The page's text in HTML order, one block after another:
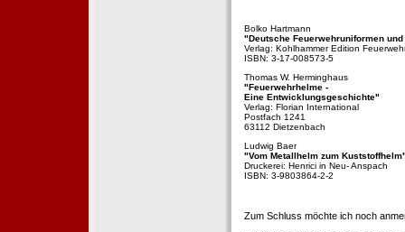
Bolko Hartmann
"Deutsche Feuerwehruniformen
Verlag: Kohlhammer Edition
ISBN: 3-17-008573-5
Thomas W. Herminghaus
"Feuerwehrhelme -
Eine Entwicklungsgeschichte"
Verlag: Florian International
Postfach 1241
63112 Dietzenbach
Ludwig Baer
"Vom Metallhelm zum
Druckerei: Henrici in Neu- Anspach
ISBN: 3-9803864-2-2
Zum Schluss möchte ich noch